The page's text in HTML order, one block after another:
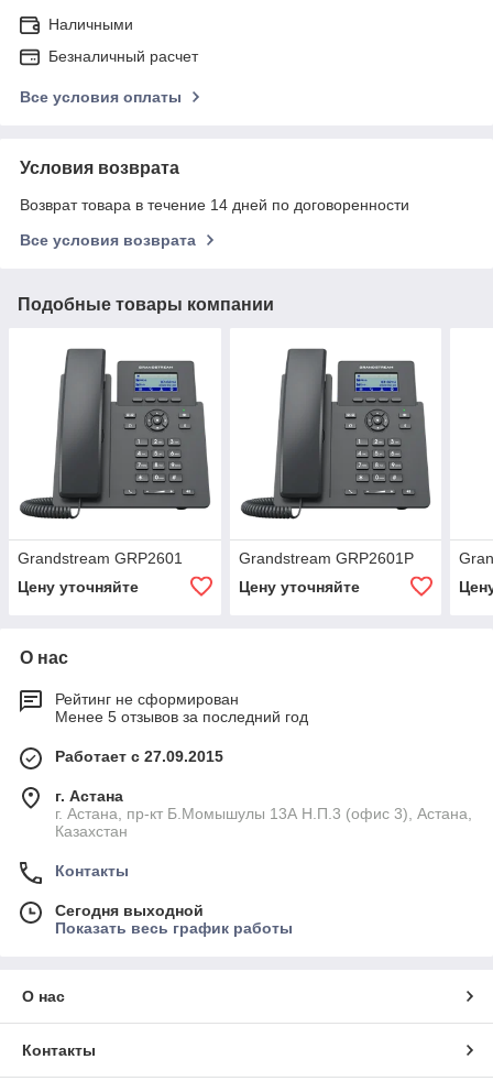
Наличными
Безналичный расчет
Все условия оплаты
Условия возврата
Возврат товара в течение 14 дней по договоренности
Все условия возврата
Подобные товары компании
Grandstream GRP2601
Цену уточняйте
Grandstream GRP2601P
Цену уточняйте
О нас
Рейтинг не сформирован
Менее 5 отзывов за последний год
Работает с 27.09.2015
г. Астана
г. Астана, пр-кт Б.Момышулы 13А Н.П.3 (офис 3), Астана,
Казахстан
Контакты
Сегодня выходной
Показать весь график работы
О нас
Контакты